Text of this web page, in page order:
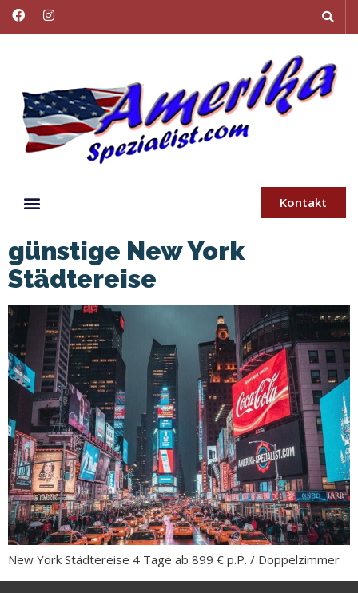
Kontakt
günstige New York
Städtereise
New York Städtereise 4 Tage ab 899 € p.P. / Doppelzimmer